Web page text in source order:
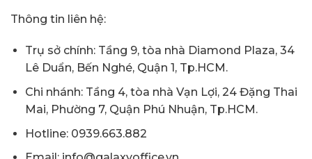
Thông tin liên hệ:
Trụ sở chính: Tầng 9, tòa nhà Diamond Plaza, 34
Lê Duẩn, Bến Nghé, Quận 1, Tp.HCM.
Chi nhánh: Tầng 4, tòa nhà Vạn Lợi, 24 Đặng Thai
Mai, Phường 7, Quận Phú Nhuận, Tp.HCM.
Hotline: 0939.663.882